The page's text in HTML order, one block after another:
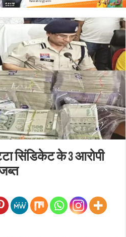
सिंडिकेट के 3 आरोपी